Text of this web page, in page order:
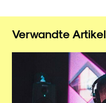
Verwandte Artikel